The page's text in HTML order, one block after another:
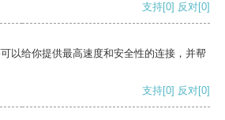
支持[0] 反对[0]
以给你提供最高速度和安全性的连接，并帮
支持[0] 反对[0]